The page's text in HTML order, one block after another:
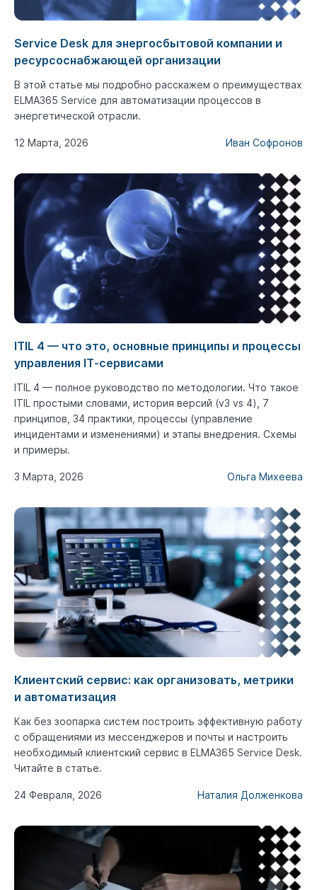
Service Desk для энергосбытовой компании и
ресурсоснабжающей организации
В этой статье мы подробно расскажем о преимуществах
ELMA365 Service для автоматизации процессов в
энергетической отрасли.
12 Марта, 2026 Иван Софронов
ITIL 4 — что это, основные принципы и процессы
управления IT‑сервисами
ITIL 4 — полное руководство по методологии. Что такое
ITIL простыми словами, история версий (v3 vs 4), 7
принципов, 34 практики, процессы (управление
инцидентами и изменениями) и этапы внедрения. Схемы
и примеры.
3 Марта, 2026 Ольга Михеева
Клиентский сервис: как организовать, метрики
и автоматизация
Как без зоопарка систем построить эффективную работу
с обращениями из мессенджеров и почты и настроить
необходимый клиентский сервис в ELMA365 Service Desk.
Читайте в статье.
24 Февраля, 2026 Наталия Долженкова